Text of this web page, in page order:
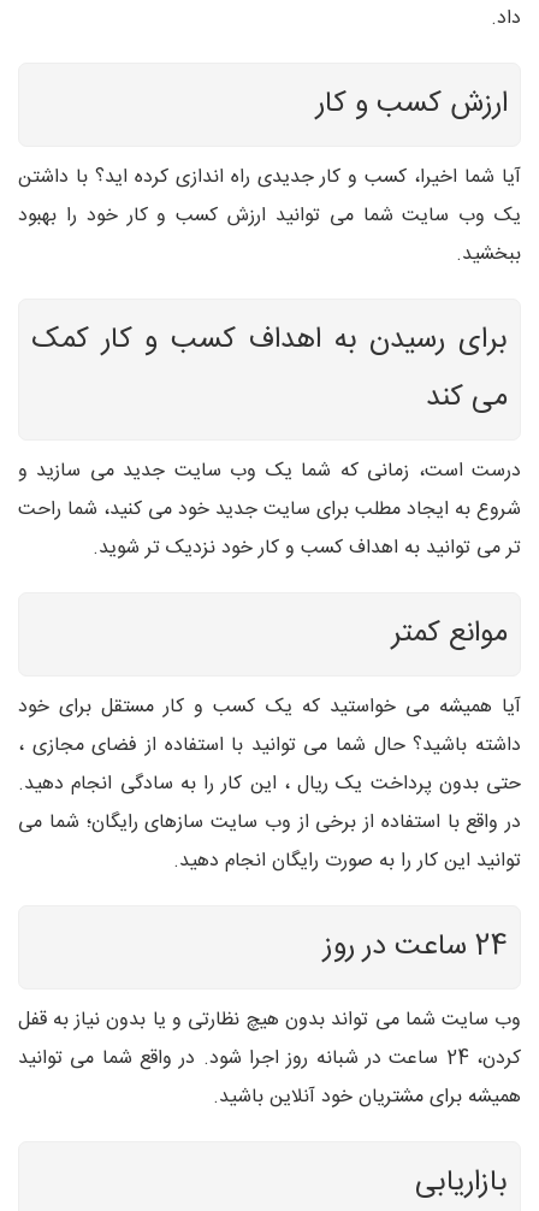
داد.
ارزش کسب و کار
آیا شما اخیرا، کسب و کار جدیدی راه اندازی کرده اید؟ با داشتن
یک وب سایت شما می توانید ارزش کسب و کار خود را بهبود
ببخشید.
برای رسیدن به اهداف کسب و کار کمک
می کند
درست است، زمانی که شما یک وب سایت جدید می سازید و
شروع به ایجاد مطلب برای سایت جدید خود می کنید، شما راحت
تر می توانید به اهداف کسب و کار خود نزدیک تر شوید.
موانع کمتر
آیا همیشه می خواستید که یک کسب و کار مستقل برای خود
داشته باشید؟ حال شما می توانید با استفاده از فضای مجازی ،
حتی بدون پرداخت یک ریال ، این کار را به سادگی انجام دهید.
در واقع با استفاده از برخی از وب سایت سازهای رایگان؛ شما می
توانید این کار را به صورت رایگان انجام دهید.
24 ساعت در روز
وب سایت شما می تواند بدون هیچ نظارتی و یا بدون نیاز به قفل
کردن، 24 ساعت در شبانه روز اجرا شود. در واقع شما می توانید
همیشه برای مشتریان خود آنلاین باشید.
بازاریابی